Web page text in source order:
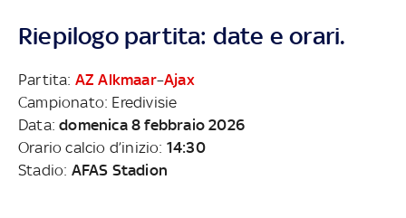
Riepilogo partita: date e orari.
Partita: AZ Alkmaar–Ajax
Campionato: Eredivisie
Data:domenica 8 febbraio 2026
Orario calcio d’inizio: 14:30
Stadio: AFAS Stadion